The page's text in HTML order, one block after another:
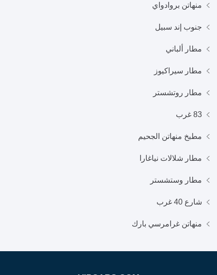
منهاتن بروادواي
جنوب إند سبيل
مطار ألباني
مطار سيراكيوز
مطار روتشستر
83 غرب
مطبخ منهاتن الجحيم
مطار شلالات نياغارا
مطار وستشستر
شارع 40 غرب
منهاتن غرامرسي بارك